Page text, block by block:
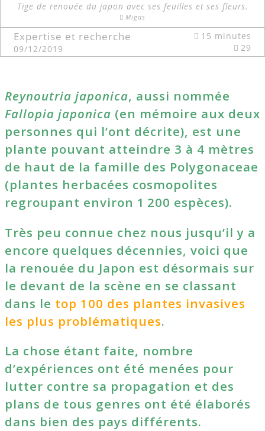
Tige de renouée du japon avec ses feuilles et ses fleurs.
Migas
Expertise et recherche
09/12/2019
15 minutes
29
Reynoutria japonica, aussi nommée
Fallopia japonica (en mémoire aux deux
personnes qui l’ont décrite), est une
plante pouvant atteindre 3 à 4 mètres
de haut de la famille des Polygonaceae
(plantes herbacées cosmopolites
regroupant environ 1 200 espèces).
Très peu connue chez nous jusqu’il y a
encore quelques décennies, voici que
la renouée du Japon est désormais sur
le devant de la scène en se classant
dans le top 100 des plantes invasives
les plus problématiques.
La chose étant faite, nombre
d’expériences ont été menées pour
lutter contre sa propagation et des
plans de tous genres ont été élaborés
dans bien des pays différents.